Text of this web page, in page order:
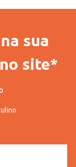
sua
site*